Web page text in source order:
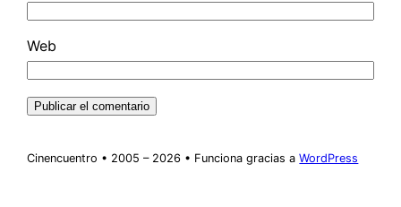
Web
Cinencuentro • 2005 – 2026 • Funciona gracias aWordPress